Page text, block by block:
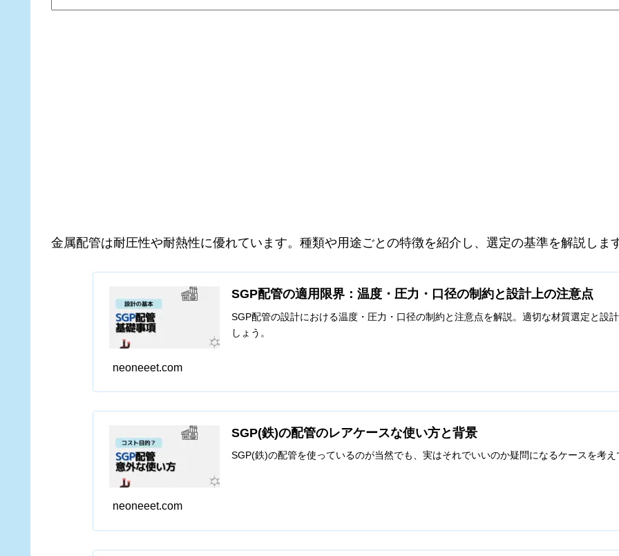
金属配管は耐圧性や耐熱性に優れています。種類や用途ごとの特徴を紹介し、選定の基準を解説しま
SGP配管の適用限界：温度・圧力・口径の制約と設計上の注意点
SGP配管の設計における温度・圧力・口径の制約と注意点を解説。適切な材質選定と設
しょう。
neoneeet.com
SGP(鉄)の配管のレアケースな使い方と背景
SGP(鉄)の配管を使っているのが当然でも、実はそれでいいのか疑問になるケースを考
neoneeet.com